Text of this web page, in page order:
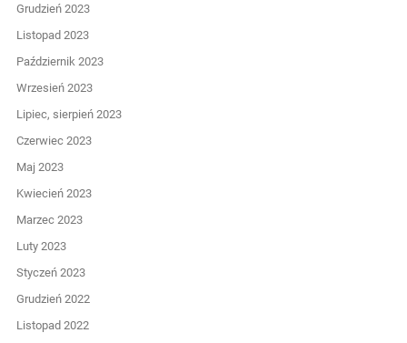
Grudzień 2023
Listopad 2023
Październik 2023
Wrzesień 2023
Lipiec, sierpień 2023
Czerwiec 2023
Maj 2023
Kwiecień 2023
Marzec 2023
Luty 2023
Styczeń 2023
Grudzień 2022
Listopad 2022